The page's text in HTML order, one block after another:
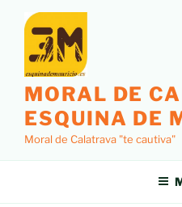
MORAL DE
ESQUINA DE
Moral de Calatrava "te cautiva"